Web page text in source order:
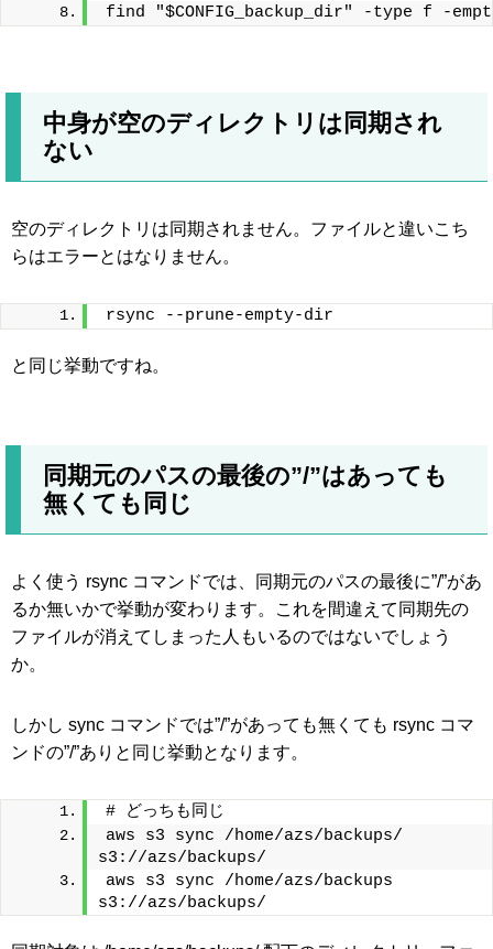
find "$CONFIG_backup_dir" -type f -
中身が空のディレクトリは同期され
ない
空のディレクトリは同期されません。ファイルと違いこち
らはエラーとはなりません。
rsync --prune-empty-dir
と同じ挙動ですね。
同期元のパスの最後の”/”はあっても
無くても同じ
よく使う rsync コマンドでは、同期元のパスの最後に”/”があ
るか無いかで挙動が変わります。これを間違えて同期先の
ファイルが消えてしまった人もいるのではないでしょう
か。
しかし sync コマンドでは”/”があっても無くても rsync コマ
ンドの”/”ありと同じ挙動となります。
# どっちも同じ
aws s3 sync /home/azs/backups/
s3://azs/backups/
aws s3 sync /home/azs/backups
s3://azs/backups/